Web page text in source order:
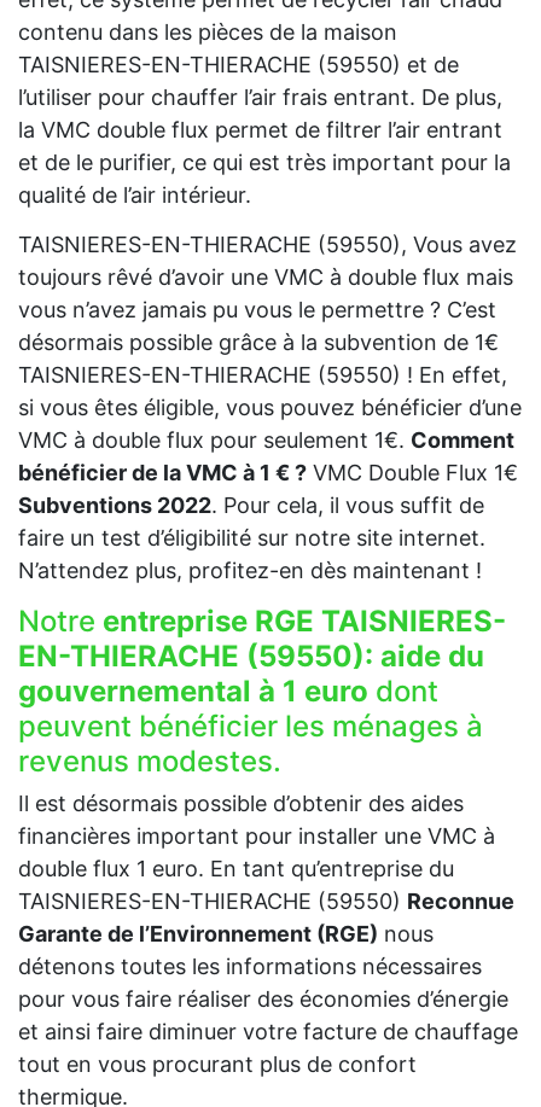
contenu dans les pièces de la maison
TAISNIERES-EN-THIERACHE (59550) et de
l’utiliser pour chauffer l’air frais entrant. De plus,
la VMC double flux permet de filtrer l’air entrant
et de le purifier, ce qui est très important pour la
qualité de l’air intérieur.
TAISNIERES-EN-THIERACHE (59550), Vous avez
toujours rêvé d’avoir une VMC à double flux mais
vous n’avez jamais pu vous le permettre ? C’est
désormais possible grâce à la subvention de 1€
TAISNIERES-EN-THIERACHE (59550) ! En effet,
si vous êtes éligible, vous pouvez bénéficier d’une
VMC à double flux pour seulement 1€. Comment
bénéficier de la VMC à 1 € ? VMC Double Flux 1€
Subventions 2022. Pour cela, il vous suffit de
faire un test d’éligibilité sur notre site internet.
N’attendez plus, profitez-en dès maintenant !
Notre entreprise RGE TAISNIERES-
EN-THIERACHE (59550): aide du
gouvernemental à 1 euro dont
peuvent bénéficier les ménages à
revenus modestes.
Il est désormais possible d’obtenir des aides
financières important pour installer une VMC à
double flux 1 euro. En tant qu’entreprise du
TAISNIERES-EN-THIERACHE (59550) Reconnue
Garante de l’Environnement (RGE) nous
détenons toutes les informations nécessaires
pour vous faire réaliser des économies d’énergie
et ainsi faire diminuer votre facture de chauffage
tout en vous procurant plus de confort
thermique.